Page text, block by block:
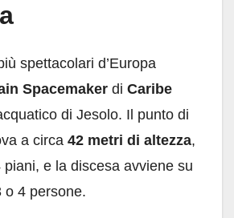
spettacolari d’Europa
Spacemaker di Caribe
di Jesolo. Il punto di
a circa 42 metri di altezza,
piani, e la discesa avviene su
o 4 persone.